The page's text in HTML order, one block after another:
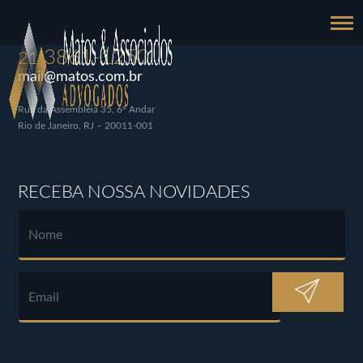
213861-1250
mail@matos.com.br
Rua da Assembléia 35, 6º Andar
Rio de Janeiro, RJ – 20011-001
RECEBA NOSSA NOVIDADES